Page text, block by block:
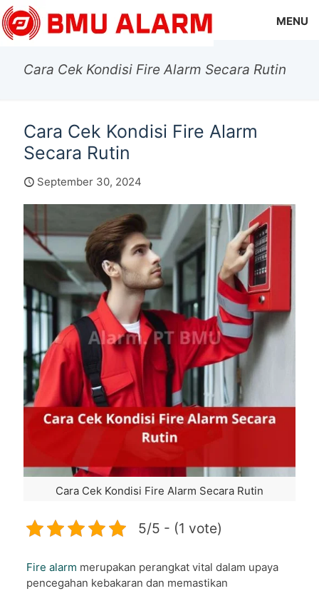
MENU
Cara Cek Kondisi Fire Alarm Secara Rutin
Cara Cek Kondisi Fire Alarm
Secara Rutin
September 30, 2024
Cara Cek Kondisi Fire Alarm Secara Rutin
5/5 - (1 vote)
Fire alarm merupakan perangkat vital dalam upaya
pencegahan kebakaran dan memastikan